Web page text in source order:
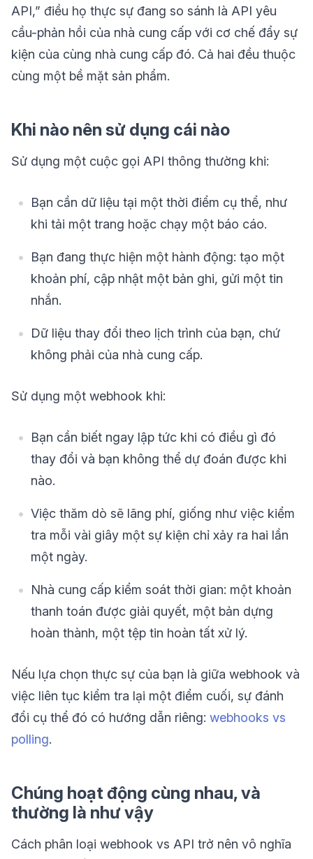
API,” điều họ thực sự đang so sánh là API yêu
cầu-phản hồi của nhà cung cấp với cơ chế đẩy sự
kiện của cùng nhà cung cấp đó. Cả hai đều thuộc
cùng một bề mặt sản phẩm.
Khi nào nên sử dụng cái nào
Sử dụng một cuộc gọi API thông thường khi:
Bạn cần dữ liệu tại một thời điểm cụ thể, như
khi tải một trang hoặc chạy một báo cáo.
Bạn đang thực hiện một hành động: tạo một
khoản phí, cập nhật một bản ghi, gửi một tin
nhắn.
Dữ liệu thay đổi theo lịch trình của bạn, chứ
không phải của nhà cung cấp.
Sử dụng một webhook khi:
Bạn cần biết ngay lập tức khi có điều gì đó
thay đổi và bạn không thể dự đoán được khi
nào.
Việc thăm dò sẽ lãng phí, giống như việc kiểm
tra mỗi vài giây một sự kiện chỉ xảy ra hai lần
một ngày.
Nhà cung cấp kiểm soát thời gian: một khoản
thanh toán được giải quyết, một bản dựng
hoàn thành, một tệp tin hoàn tất xử lý.
Nếu lựa chọn thực sự của bạn là giữa webhook và
việc liên tục kiểm tra lại một điểm cuối, sự đánh
đổi cụ thể đó có hướng dẫn riêng: webhooks vs
polling.
Chúng hoạt động cùng nhau, và
thường là như vậy
Cách phân loại webhook vs API trở nên vô nghĩa